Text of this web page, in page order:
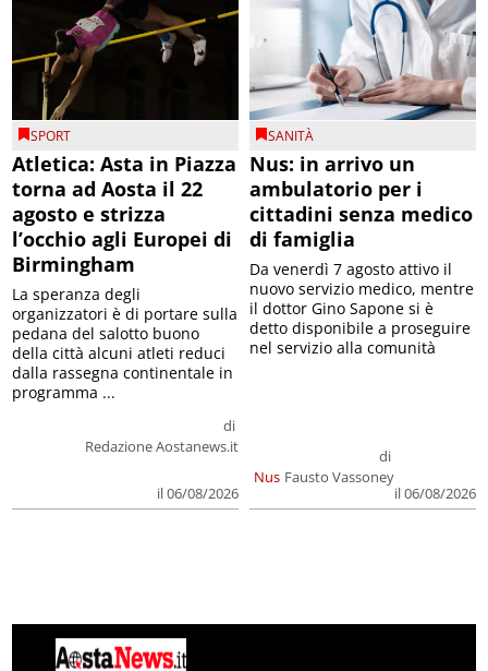
SPORT
Atletica: Asta in Piazza
torna ad Aosta il 22
agosto e strizza
l’occhio agli Europei di
Birmingham
di
Redazione Aostanews.it
il 06/08/2026
La speranza degli
organizzatori è di portare sulla
pedana del salotto buono
della città alcuni atleti reduci
dalla rassegna continentale in
programma ...
SANITÀ
Nus: in arrivo un
ambulatorio per i
cittadini senza medico
di famiglia
Nus
di
Fausto Vassoney
il 06/08/2026
Da venerdì 7 agosto attivo il
nuovo servizio medico, mentre
il dottor Gino Sapone si è
detto disponibile a proseguire
nel servizio alla comunità